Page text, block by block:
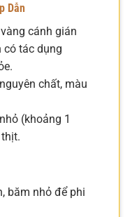
Dẫn
cánh gián
có tác dụng
chất, màu
(khoảng 1
băm nhỏ để phi